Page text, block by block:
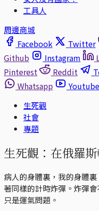
工具人
周邊商城
Facebook
Twitter
Github
Instagram
Pinterest
Reddit
Whatsapp
Youtube
生死觀
社會
專題
生死觀：在俄羅
病人的身體裏，我的身體
著同樣的計時炸彈。炸彈
只是運氣問題。